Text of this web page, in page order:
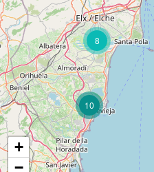
10
8
+
−